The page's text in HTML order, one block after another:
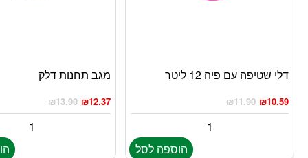
דלי שטיפה עם פיה 12 ליטר
₪11.90 ₪10.59
הוספה לסל
מגב תחנות דלק
₪13.90 ₪12.37